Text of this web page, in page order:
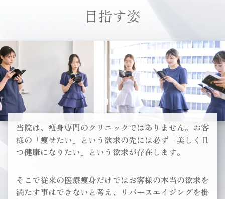
目指す姿
当院は、痩身専門のクリニックではありません。 お客
様の「痩せたい」という欲求の先には必ず「美しく且
つ健康になりたい」という欲求が存在します。
そこで従来の医療痩身だけではお客様の本当の欲求を
満たす事はできないと考え、
リバースエイジングを掛